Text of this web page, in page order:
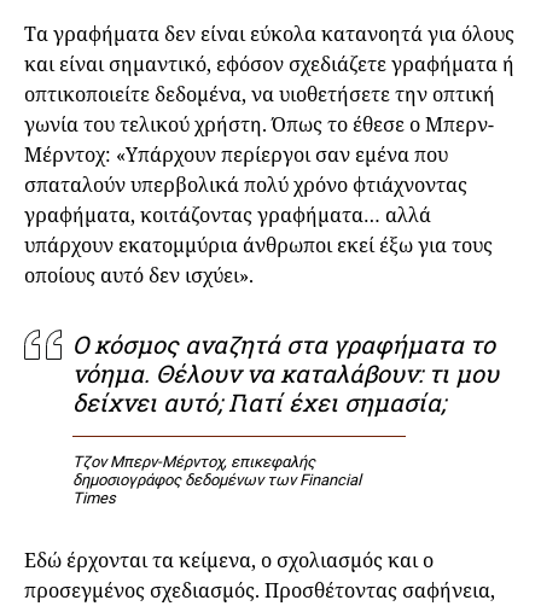
Τα γραφήματα δεν είναι εύκολα κατανοητά για όλους
και είναι σημαντικό, εφόσον σχεδιάζετε γραφήματα ή
οπτικοποιείτε δεδομένα, να υιοθετήσετε την οπτική
γωνία του τελικού χρήστη. Όπως το έθεσε ο Μπερν-
Μέρντοχ: «Υπάρχουν περίεργοι σαν εμένα που
σπαταλούν υπερβολικά πολύ χρόνο φτιάχνοντας
γραφήματα, κοιτάζοντας γραφήματα… αλλά
υπάρχουν εκατομμύρια άνθρωποι εκεί έξω για τους
οποίους αυτό δεν ισχύει».
Ο κόσμος αναζητά στα γραφήματα το
νόημα. Θέλουν να καταλάβουν: τι μου
δείχνει αυτό; Γιατί έχει σημασία;
Τζον Μπερν-Μέρντοχ, επικεφαλής
δημοσιογράφος δεδομένων των Financial
Times
Εδώ έρχονται τα κείμενα, ο σχολιασμός και ο
προσεγμένος σχεδιασμός. Προσθέτοντας σαφήνεια,